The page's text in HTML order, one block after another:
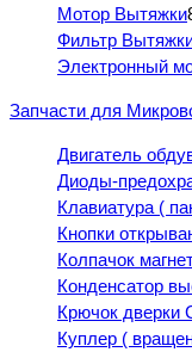
Мотор Вытяжки
Фильтр
Электронный
Запчасти для
Двигатель
Диоды-
Клавиатура (
Кнопки
Колпачок
Конденсатор
Крючок дверки
Куплер (